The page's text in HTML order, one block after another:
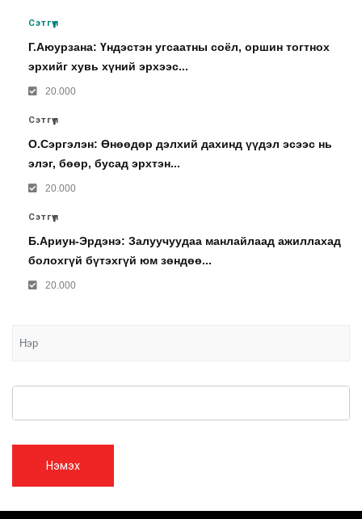
Сэтгүүл
Г.Аюурзана: Үндэстэн угсаатны соёл, оршин тогтнох
эрхийг хувь хүний эрхээс...
20.000
Сэтгүүл
О.Сэргэлэн: Өнөөдөр дэлхий дахинд үүдэл эсээс нь
элэг, бөөр, бусад эрхтэн...
20.000
Сэтгүүл
Б.Ариун-Эрдэнэ: Залуучуудаа манлайлаад ажиллахад
болохгүй бүтэхгүй юм зөндөө...
20.000
Нэмэх